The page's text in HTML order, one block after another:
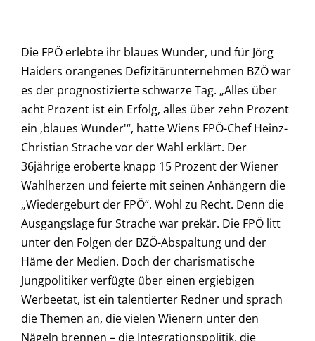
Die FPÖ erlebte ihr blaues Wunder, und für Jörg
Haiders orangenes Defizitärunternehmen BZÖ war
es der prognostizierte schwarze Tag. „Alles über
acht Prozent ist ein Erfolg, alles über zehn Prozent
ein ‚blaues Wunder'“, hatte Wiens FPÖ-Chef Heinz-
Christian Strache vor der Wahl erklärt. Der
36jährige eroberte knapp 15 Prozent der Wiener
Wahlherzen und feierte mit seinen Anhängern die
„Wiedergeburt der FPÖ“. Wohl zu Recht. Denn die
Ausgangslage für Strache war prekär. Die FPÖ litt
unter den Folgen der BZÖ-Abspaltung und der
Häme der Medien. Doch der charismatische
Jungpolitiker verfügte über einen ergiebigen
Werbeetat, ist ein talentierter Redner und sprach
die Themen an, die vielen Wienern unter den
Nägeln brennen – die Integrationspolitik, die